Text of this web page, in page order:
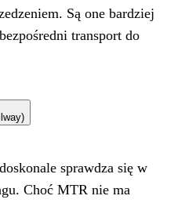
Są one bardziej
transport do
sprawdza się w
Choć MTR nie ma